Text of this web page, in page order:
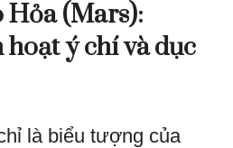
Hỏa (Mars):
ý chí và dục
là biểu tượng của